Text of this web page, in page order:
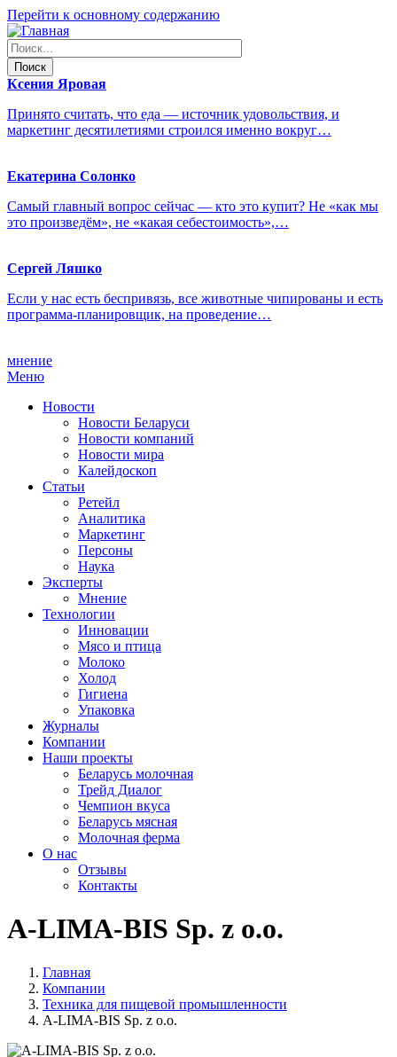
Перейти к основному содержанию
Ксения Яровая
Принято считать, что еда — источник удовольствия, и
маркетинг десятилетиями строился именно вокруг…
Екатерина Солонко
Самый главный вопрос сейчас — кто это купит? Не «как мы
это произведём», не «какая себестоимость»,…
Сергей Ляшко
Если у нас есть беспривязь, все животные чипированы и есть
программа-планировщик, на проведение…
мнение
Меню
Новости
Новости Беларуси
Новости компаний
Новости мира
Калейдоскоп
Статьи
Ретейл
Аналитика
Маркетинг
Персоны
Наука
Эксперты
Мнение
Технологии
Инновации
Мясо и птица
Молоко
Холод
Гигиена
Упаковка
Журналы
Компании
Наши проекты
Беларусь молочная
Трейд Диалог
Чемпион вкуса
Беларусь мясная
Молочная ферма
О нас
Отзывы
Контакты
A-LIMA-BIS Sp. z o.o.
Главная
Компании
Техника для пищевой промышленности
A-LIMA-BIS Sp. z o.o.